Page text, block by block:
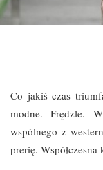
Co jakiś czas
modne. Frędzle.
wspólnego z
prerię.